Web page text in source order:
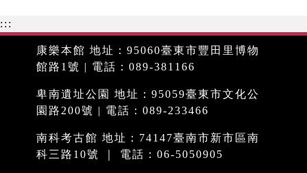
:::
康樂本館 地址：95060臺東市豐田里博物
館路1號 | 電話：089-381166
卑南遺址公園 地址：95059臺東市文化公
園路200號 | 電話：089-233466
南科考古館 地址：74147臺南市新市區南
科三路10號 ｜ 電話：06-5050905